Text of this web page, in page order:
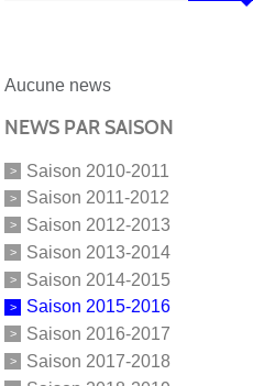
Aucune news
NEWS PAR SAISON
Saison 2010-2011
Saison 2011-2012
Saison 2012-2013
Saison 2013-2014
Saison 2014-2015
Saison 2015-2016
Saison 2016-2017
Saison 2017-2018